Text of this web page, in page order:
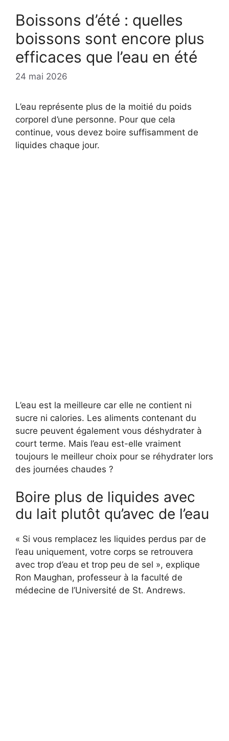
Boissons d’été : quelles
boissons sont encore plus
efficaces que l’eau en été
24 mai 2026
L’eau représente plus de la moitié du poids
corporel d’une personne. Pour que cela
continue, vous devez boire suffisamment de
liquides chaque jour.
L’eau est la meilleure car elle ne contient ni
sucre ni calories. Les aliments contenant du
sucre peuvent également vous déshydrater à
court terme. Mais l’eau est-elle vraiment
toujours le meilleur choix pour se réhydrater lors
des journées chaudes ?
Boire plus de liquides avec
du lait plutôt qu’avec de l’eau
« Si vous remplacez les liquides perdus par de
l’eau uniquement, votre corps se retrouvera
avec trop d’eau et trop peu de sel », explique
Ron Maughan, professeur à la faculté de
médecine de l’Université de St. Andrews.